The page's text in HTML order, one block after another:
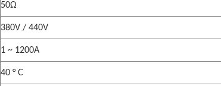
50Ω
380V / 440V
1 ~ 1200A
40 ° C